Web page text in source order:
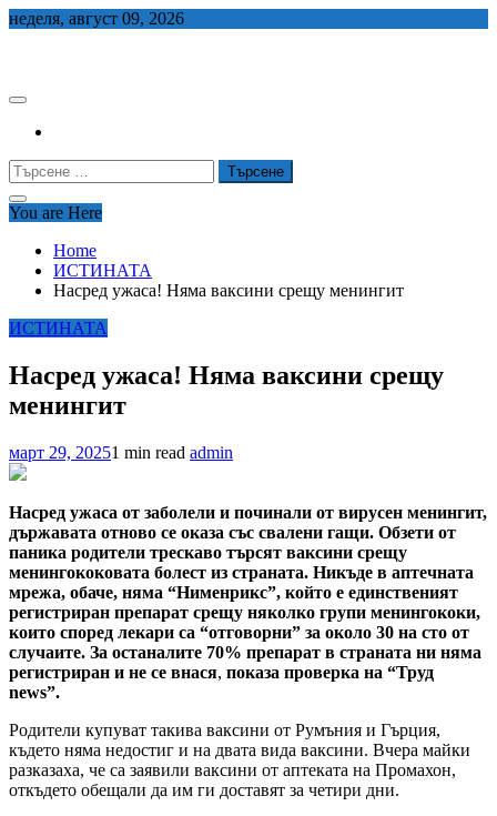
Skip
неделя, август 09, 2026
Търсене
за:
You are Here
Home
ИСТИНАТА
Насред ужаса! Няма ваксини срещу менингит
ИСТИНАТА
Насред ужаса! Няма ваксини срещу
менингит
март 29, 20251 min read admin
Насред ужаса от заболели и починали от вирусен менингит,
държавата отново се оказа със свалени гащи. Обзети от
паника родители трескаво търсят ваксини срещу
менингококовата болест из страната. Никъде в аптечната
мрежа, обаче, няма “Нименрикс”, който е единственият
регистриран препарат срещу няколко групи менингококи,
които според лекари са “отговорни” за около 30 на сто от
случаите. За останалите 70% препарат в страната ни няма
регистриран и не се внася, показа проверка на “Труд
news”.
Родители купуват такива ваксини от Румъния и Гърция,
където няма недостиг и на двата вида ваксини. Вчера майки
разказаха, че са заявили ваксини от аптеката на Промахон,
откъдето обещали да им ги доставят за четири дни.